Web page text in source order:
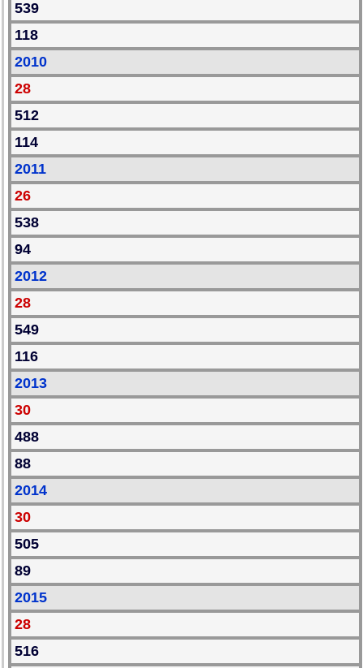
539
118
2010
28
512
114
2011
26
538
94
2012
28
549
116
2013
30
488
88
2014
30
505
89
2015
28
516